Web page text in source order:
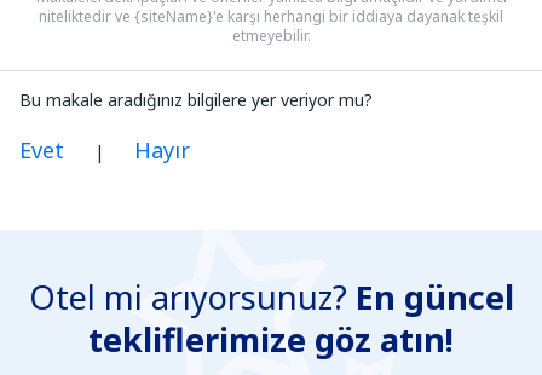
niteliktedir ve {siteName}'e karşı herhangi bir iddiaya dayanak teşkil
etmeyebilir.
Bu makale aradığınız bilgilere yer veriyor mu?
Evet | Hayır
Yanlış bilgi içeriyor
Konun ayrıntılarını içermiyor.
Otel mi arıyorsunuz? En güncel
tekliflerimize göz atın!